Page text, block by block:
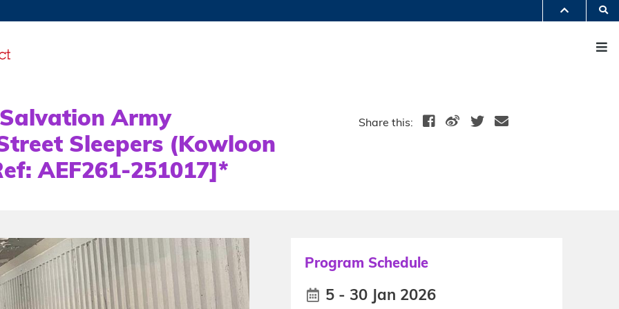
Salvation Army
Sleepers (Kowloon
AEF261-251017]*
Share this:
Program Schedule
5 - 30 Jan 2026